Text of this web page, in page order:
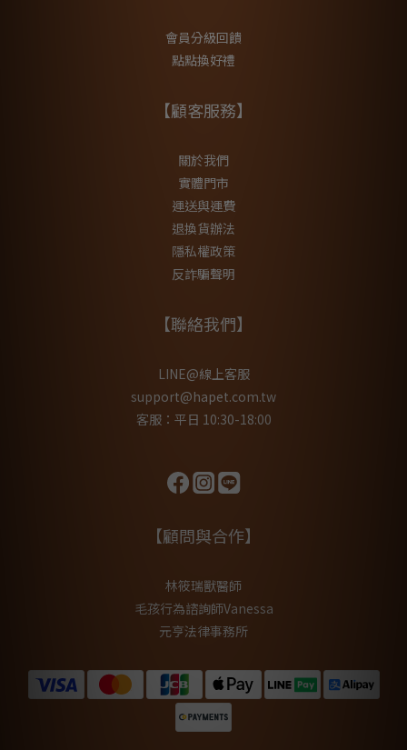
會員分級回饋
點點換好禮
【顧客服務】
關於我們
實體門市
運送與運費
退換貨辦法
隱私權政策
反詐騙聲明
【聯絡我們】
LINE@線上客服
support@hapet.com.tw
客服：平日 10:30-18:00
【顧問與合作】
林筱瑞獸醫師
毛孩行為諮詢師Vanessa
元亨法律事務所